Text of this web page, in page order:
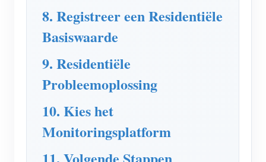
8. Registreer een Residentiële
Basiswaarde
9. Residentiële
Probleemoplossing
10. Kies het
Monitoringsplatform